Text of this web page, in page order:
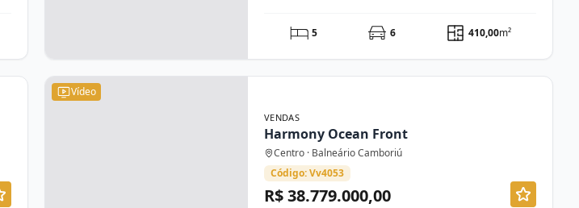
5 6 410,00m²
Vídeo
VENDAS
Harmony Ocean Front
Centro · Balneário Camboriú
Código: Vv4053
R$ 38.779.000,00